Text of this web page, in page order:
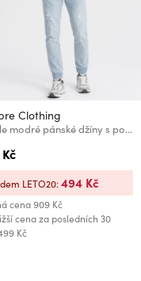
Clothing
Světle modré pánské džíny s potrhaným efektem Ombre Clothing
cena909 Kč
cena za posledních 30
Kč
LETO20:494 Kč